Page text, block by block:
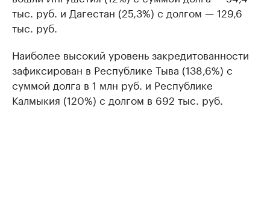
тыс. руб. и Дагестан (25,3%) с долгом — 129,6
тыс. руб.
Наиболее высокий уровень закредитованности
зафиксирован в Республике Тыва (138,6%) с
суммой долга в 1 млн руб. и Республике
Калмыкия (120%) с долгом в 692 тыс. руб.